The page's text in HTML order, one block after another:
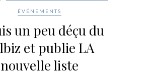
ÉVÉNEMENTS
un peu déçu du
et publie LA
nouvelle liste